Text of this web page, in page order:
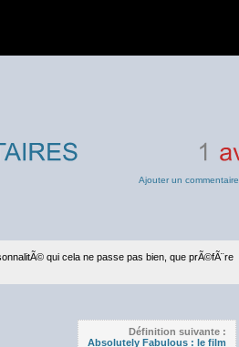
Ajouter un commentaire
qui cela ne passe pas bien, que prÃ©fÃ¨re
Définition suivante :
Absolutely Fabulous : le film